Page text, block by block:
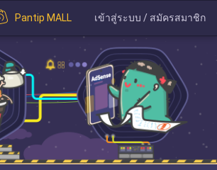
Pantip MALL เข้าสู่ระบบ / สมัครสมาชิก